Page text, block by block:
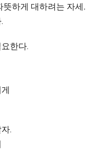
하게 대하려는 자세,
한다.
.